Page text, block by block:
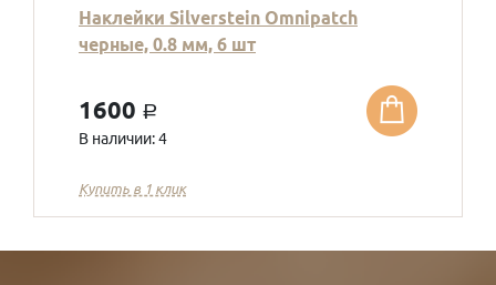
Наклейки Silverstein Omnipatch
черные, 0.8 мм, 6 шт
1600 a
В наличии: 4
Купить в 1 клик